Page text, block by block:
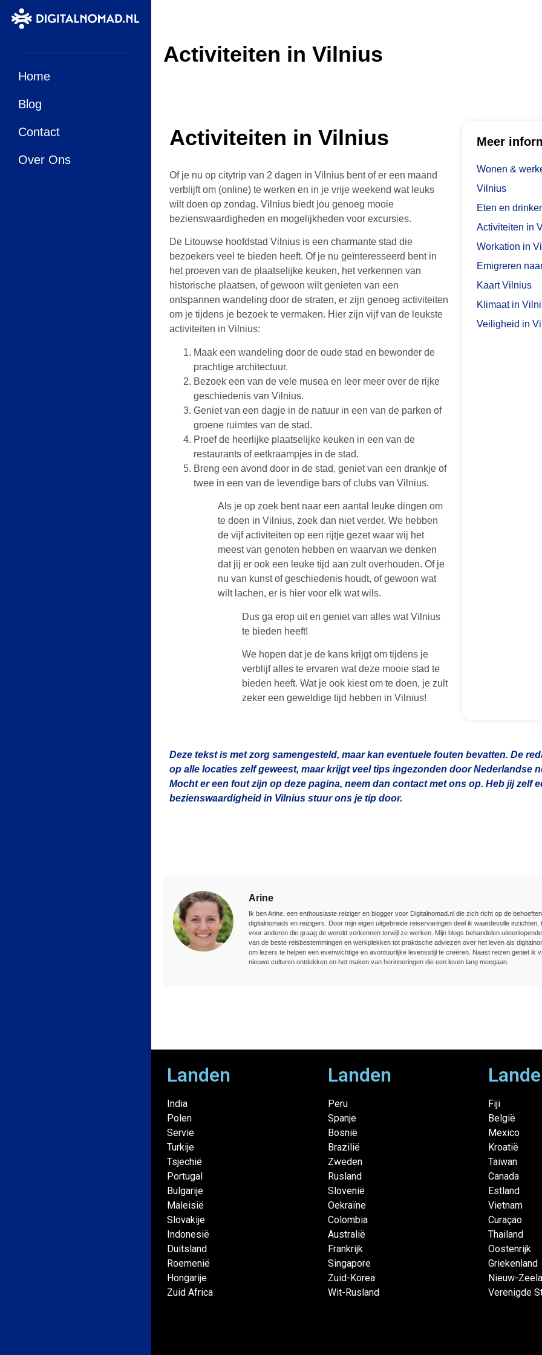
Home
Blog
Contact
Over Ons
Activiteiten in Vilnius
Activiteiten in Vilnius
Of je nu op citytrip van 2 dagen in Vilnius bent of er een maand
verblijft om (online) te werken en in je vrije weekend wat leuks
wilt doen op zondag. Vilnius biedt jou genoeg mooie
bezienswaardigheden en mogelijkheden voor excursies.
De Litouwse hoofdstad Vilnius is een charmante stad die
bezoekers veel te bieden heeft. Of je nu geïnteresseerd bent in
het proeven van de plaatselijke keuken, het verkennen van
historische plaatsen, of gewoon wilt genieten van een
ontspannen wandeling door de straten, er zijn genoeg activiteiten
om je tijdens je bezoek te vermaken. Hier zijn vijf van de leukste
activiteiten in Vilnius:
Maak een wandeling door de oude stad en bewonder de
prachtige architectuur.
Bezoek een van de vele musea en leer meer over de rijke
geschiedenis van Vilnius.
Geniet van een dagje in de natuur in een van de parken of
groene ruimtes van de stad.
Proef de heerlijke plaatselijke keuken in een van de
restaurants of eetkraampjes in de stad.
Breng een avond door in de stad, geniet van een drankje of
twee in een van de levendige bars of clubs van Vilnius.
Als je op zoek bent naar een aantal leuke dingen om
te doen in Vilnius, zoek dan niet verder. We hebben
de vijf activiteiten op een rijtje gezet waar wij het
meest van genoten hebben en waarvan we denken
dat jij er ook een leuke tijd aan zult overhouden. Of je
nu van kunst of geschiedenis houdt, of gewoon wat
wilt lachen, er is hier voor elk wat wils.
Dus ga erop uit en geniet van alles wat Vilnius
te bieden heeft!
We hopen dat je de kans krijgt om tijdens je
verblijf alles te ervaren wat deze mooie stad te
bieden heeft. Wat je ook kiest om te doen, je zult
zeker een geweldige tijd hebben in Vilnius!
Meer
Wonen &
Vilnius
Eten en
Activiteiten in
Workation in
Emigreren
Kaart Vilnius
Klimaat in
Veiligheid in
Deze tekst is met zorg samengesteld, maar kan eventuele fouten bevatten. De
op alle locaties zelf geweest, maar krijgt veel tips ingezonden door Nederlandse
Mocht er een fout zijn op deze pagina, neem dan contact met ons op. Heb jij zelf
bezienswaardigheid in Vilnius stuur ons je tip door.
Arine
Ik ben Arine, een enthousiaste reiziger en blogger voor Digitalnomad.nl die zich richt op de
digitalnomads en reizigers. Door mijn eigen uitgebreide reiservaringen deel ik waardevolle inzichten,
voor anderen die graag de wereld verkennen terwijl ze werken. Mijn blogs behandelen
van de beste reisbestemmingen en werkplekken tot praktische adviezen over het leven als
om lezers te helpen een evenwichtige en avontuurlijke levensstijl te creëren. Naast reizen geniet ik
nieuwe culturen ontdekken en het maken van herinneringen die een leven lang meegaan.
Landen
India
Polen
Servie
Turkije
Tsjechië
Portugal
Bulgarije
Maleisië
Slovakije
Indonesië
Duitsland
Roemenië
Hongarije
Zuid Africa
Landen
Peru
Spanje
Bosnië
Brazilië
Zweden
Rusland
Slovenië
Oekraïne
Colombia
Australië
Frankrijk
Singapore
Zuid-Korea
Wit-Rusland
Fiji
België
Mexico
Kroatië
Taiwan
Canada
Estland
Vietnam
Curaçao
Thailand
Oostenrijk
Griekenland
Nieuw-
Verenigde